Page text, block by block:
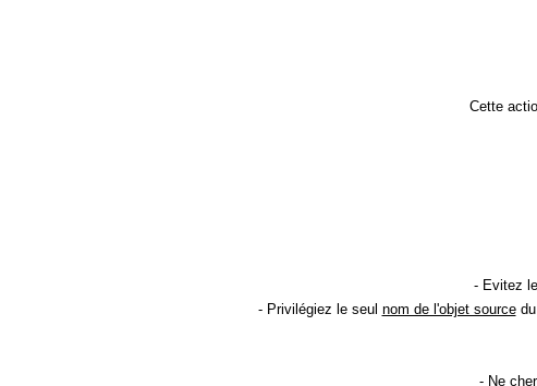
Cette
- Evitez
- Privilégiez le seul nom de l'objet sourcedu
- Ne